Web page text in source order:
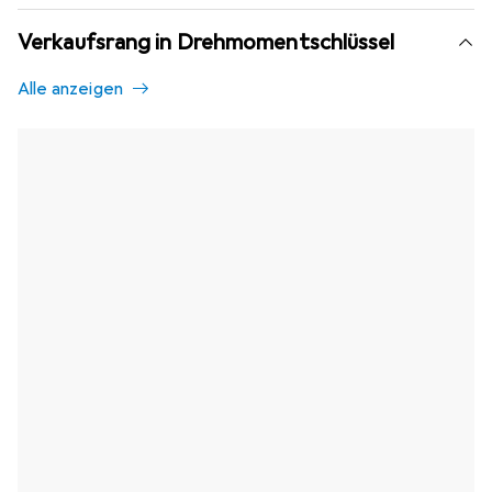
Verkaufsrang in Drehmomentschlüssel
Alle anzeigen